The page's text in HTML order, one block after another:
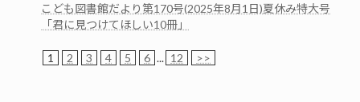
こども図書館だより第170号(2025年8月1日)夏休み特大号
「君に見つけてほしい10冊」
1 2 3 4 5 6 ... 12 >>